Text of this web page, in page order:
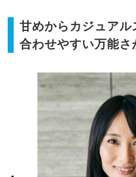
甘めからカジュアル
合わせやすい万能さ